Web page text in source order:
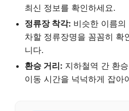
최신 정보를 확인하세요.
정류장 착각: 비슷한 이름
차할 정류장명을 꼼꼼히 확
니다.
환승 거리: 지하철역 간 환
이동 시간을 넉넉하게 잡아